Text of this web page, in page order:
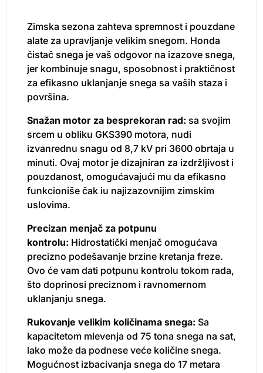
Zimska sezona zahteva spremnost i pouzdane
alate za upravljanje velikim snegom. Honda
čistač snega je vaš odgovor na izazove snega,
jer kombinuje snagu, sposobnost i praktičnost
za efikasno uklanjanje snega sa vaših staza i
površina.
Snažan motor za besprekoran rad: sa svojim
srcem u obliku GKS390 motora, nudi
izvanrednu snagu od 8,7 kV pri 3600 obrtaja u
minuti. Ovaj motor je dizajniran za izdržljivost i
pouzdanost, omogućavajući mu da efikasno
funkcioniše čak iu najizazovnijim zimskim
uslovima.
Precizan menjač za potpunu
kontrolu: Hidrostatički menjač omogućava
precizno podešavanje brzine kretanja freze.
Ovo će vam dati potpunu kontrolu tokom rada,
što doprinosi preciznom i ravnomernom
uklanjanju snega.
Rukovanje velikim količinama snega: Sa
kapacitetom mlevenja od 75 tona snega na sat,
lako može da podnese veće količine snega.
Mogućnost izbacivanja snega do 17 metara